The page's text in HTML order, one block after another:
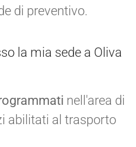
di preventivo.
la mia sede a Oliva
nell'area di
abilitati al trasporto